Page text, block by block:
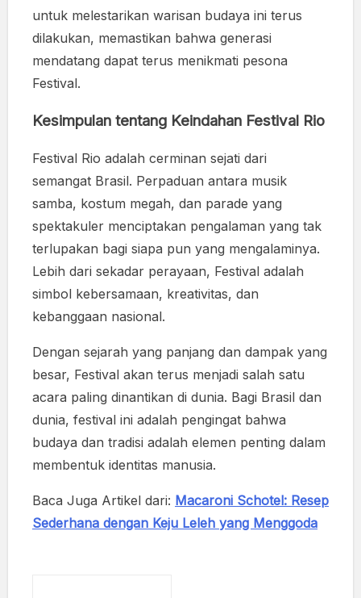
untuk melestarikan warisan budaya ini terus
dilakukan, memastikan bahwa generasi
mendatang dapat terus menikmati pesona
Festival.
Kesimpulan tentang Keindahan Festival Rio
Festival Rio adalah cerminan sejati dari
semangat Brasil. Perpaduan antara musik
samba, kostum megah, dan parade yang
spektakuler menciptakan pengalaman yang tak
terlupakan bagi siapa pun yang mengalaminya.
Lebih dari sekadar perayaan, Festival adalah
simbol kebersamaan, kreativitas, dan
kebanggaan nasional.
Dengan sejarah yang panjang dan dampak yang
besar, Festival akan terus menjadi salah satu
acara paling dinantikan di dunia. Bagi Brasil dan
dunia, festival ini adalah pengingat bahwa
budaya dan tradisi adalah elemen penting dalam
membentuk identitas manusia.
Baca Juga Artikel dari: Macaroni Schotel: Resep
Sederhana dengan Keju Leleh yang Menggoda